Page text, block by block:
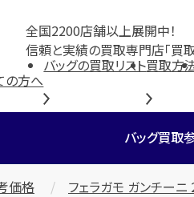
全国2200店舗以上展開中！
信頼と実績の買取専門店「買
の方へ
バッグの買取リスト買取方
バッグ買取
価格 フェラガモ ガンチーニ